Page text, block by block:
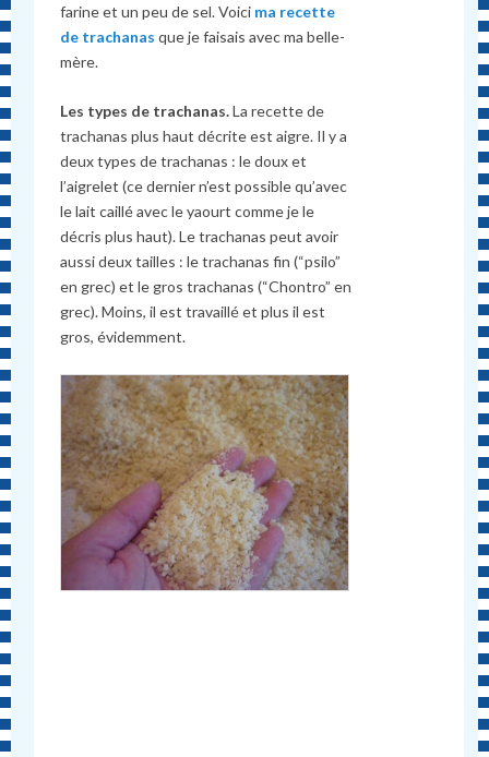
farine et un peu de sel. Voici ma recette
de trachanas que je faisais avec ma belle-
mère.
Les types de trachanas.La recette de
trachanas plus haut décrite est aigre. Il y a
deux types de trachanas : le doux et
l’aigrelet (ce dernier n’est possible qu’avec
le lait caillé avec le yaourt comme je le
décris plus haut). Le trachanas peut avoir
aussi deux tailles : le trachanas fin (“psilo”
en grec) et le gros trachanas (“Chontro” en
grec). Moins, il est travaillé et plus il est
gros, évidemment.